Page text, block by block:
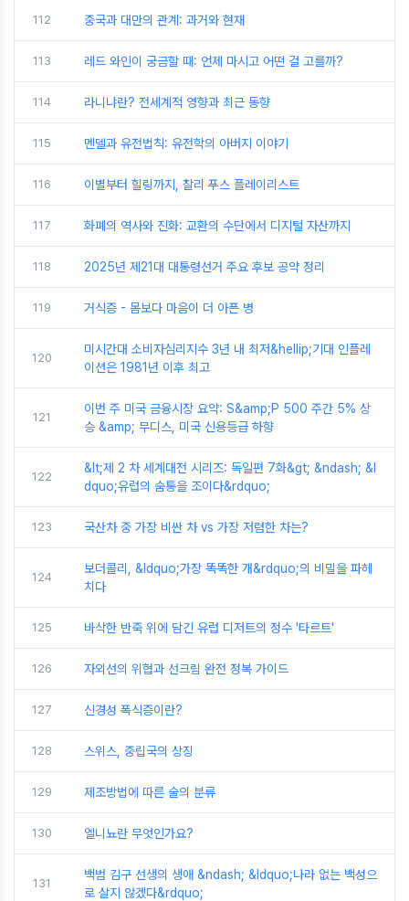
112 중국과 대만의 관계: 과거와 현재
113 레드 와인이 궁금할 때: 언제 마시고 어떤 걸 고를까?
114 라니냐란? 전세계적 영향과 최근 동향
115 멘델과 유전법칙: 유전학의 아버지 이야기
116 이별부터 힐링까지, 찰리 푸스 플레이리스트
117 화폐의 역사와 진화: 교환의 수단에서 디지털 자산까지
118 2025년 제21대 대통령선거 주요 후보 공약 정리
119 거식증 - 몸보다 마음이 더 아픈 병
120
미시간대 소비자심리지수 3년 내 최저&hellip;기대 인플레
이션은 1981년 이후 최고
121
이번 주 미국 금융시장 요약: S&amp;P 500 주간 5% 상
승 &amp; 무디스, 미국 신용등급 하향
122
&lt;제 2 차 세계대전 시리즈: 독일편 7화&gt; &ndash; &l
dquo;유럽의 숨통을 조이다&rdquo;
123 국산차 중 가장 비싼 차 vs 가장 저렴한 차는?
124
보더콜리, &ldquo;가장 똑똑한 개&rdquo;의 비밀을 파헤
치다
125 바삭한 반죽 위에 담긴 유럽 디저트의 정수 '타르트'
126 자외선의 위협과 선크림 완전 정복 가이드
127 신경성 폭식증이란?
128 스위스, 중립국의 상징
129 제조방법에 따른 술의 분류
130 엘니뇨란 무엇인가요?
131
백범 김구 선생의 생애 &ndash; &ldquo;나라 없는 백성으
로 살지 않겠다&rdquo;